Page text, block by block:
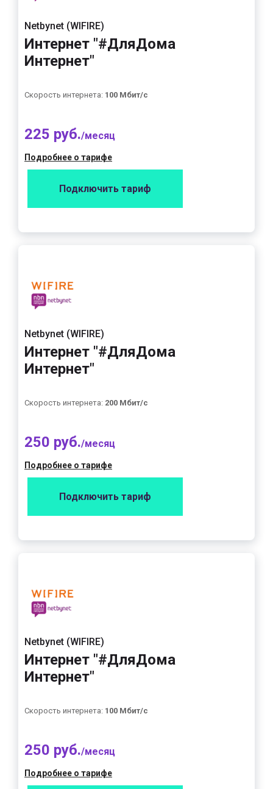
Netbynet (WIFIRE)
Интернет "#ДляДома
Интернет"
Скорость интернета: 100 Мбит/с
225 руб./месяц
Подробнее о тарифе
Подключить тариф
Netbynet (WIFIRE)
Интернет "#ДляДома
Интернет"
Скорость интернета: 200 Мбит/с
250 руб./месяц
Подробнее о тарифе
Подключить тариф
Netbynet (WIFIRE)
Интернет "#ДляДома
Интернет"
Скорость интернета: 100 Мбит/с
250 руб./месяц
Подробнее о тарифе